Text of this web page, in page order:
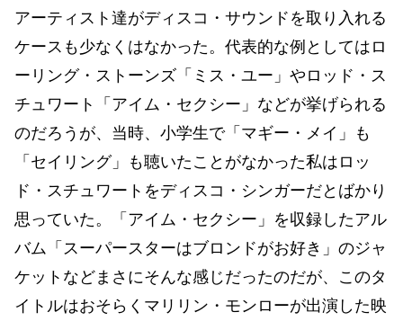
アーティスト達がディスコ・サウンドを取り入れる
ケースも少なくはなかった。代表的な例としてはロ
ーリング・ストーンズ「ミス・ユー」やロッド・ス
チュワート「アイム・セクシー」などが挙げられる
のだろうが、当時、小学生で「マギー・メイ」も
「セイリング」も聴いたことがなかった私はロッ
ド・スチュワートをディスコ・シンガーだとばかり
思っていた。「アイム・セクシー」を収録したアル
バム「スーパースターはブロンドがお好き」のジャ
ケットなどまさにそんな感じだったのだが、このタ
イトルはおそらくマリリン・モンローが出演した映